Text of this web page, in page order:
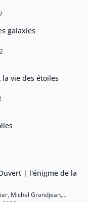
galaxies
la vie des étoiles
| l'énigme de la
Michel Grandjean,